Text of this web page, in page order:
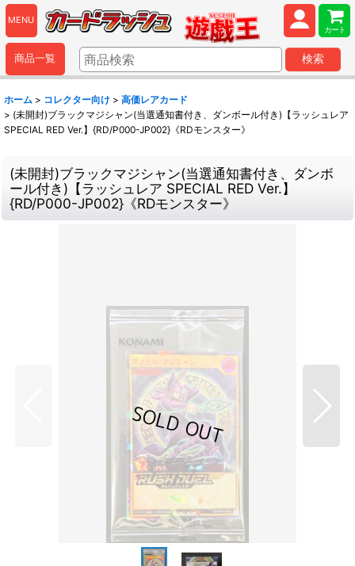
MENU
カート
商品一覧 検索
ホーム > コレクター向け > 高価レアカード
> (未開封)ブラックマジシャン(当選通知書付き、ダンボール付き)【ラッシュレア
SPECIAL RED Ver.】{RD/P000-JP002}《RDモンスター》
(未開封)ブラックマジシャン(当選通知書付き、ダンボ
ール付き)【ラッシュレア SPECIAL RED Ver.】
{RD/P000-JP002}《RDモンスター》